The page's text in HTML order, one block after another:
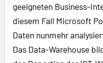
geeigneten Business-
diesem Fall Microsoft
Daten nunmehr
Das Data-Warehouse